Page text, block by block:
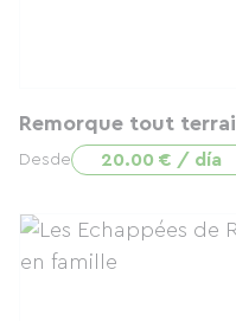
Remorque tout
Desde 20.00 € / día